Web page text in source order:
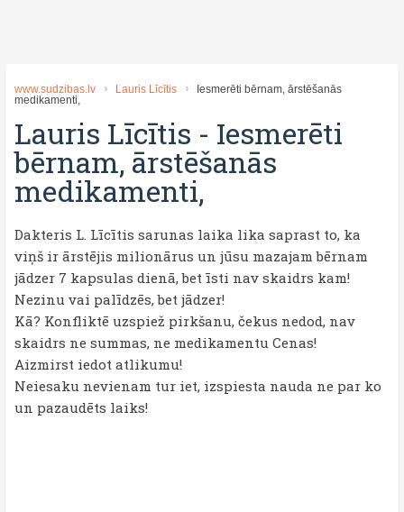
www.sudzibas.lv Lauris Līcītis
Iesmerēti bērnam, ārstēšanās
medikamenti,
Lauris Līcītis - Iesmerēti
bērnam, ārstēšanās
medikamenti,
Dakteris L. Līcītis sarunas laika lika saprast to, ka
viņš ir ārstējis milionārus un jūsu mazajam bērnam
jādzer 7 kapsulas dienā, bet īsti nav skaidrs kam!
Nezinu vai palīdzēs, bet jādzer!
Kā? Konfliktē uzspiež pirkšanu, čekus nedod, nav
skaidrs ne summas, ne medikamentu Cenas!
Aizmirst iedot atlikumu!
Neiesaku nevienam tur iet, izspiesta nauda ne par ko
un pazaudēts laiks!